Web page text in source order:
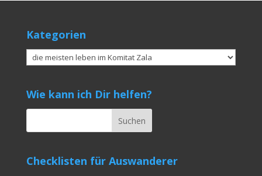
Kategorien
Kategorien
Wie kann ich Dir helfen?
Checklisten für Auswanderer